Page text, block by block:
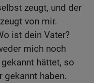
zeugt, und der
von mir.
ist dein Vater?
mich noch
hättet, so
gekannt haben.